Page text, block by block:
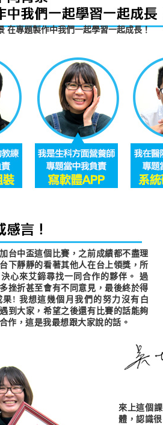
影像辨識
設計實作
實戰
韌體設計實戰
班
Lite for MCU
實作
應用
事
實戰班
作
度學習整合
學習整合
(物聯網類)
實戰
程
算法實戰
發
實戰
影像辨識
發
應用實作
整合設計
程
班
發訓練班
學程
發訓練班
班
作班
實戰人才就業班
發人才就業班
養成班
成班(政府+企業雙重補助)
AI
動化實務
MCU
言模型
應用
務
照班
物聯網實作
作
專區
/暑假營隊
冬/夏令營
從資料結構到演算法
Pi Pico實作應用
實作
總覽
在專題製作中我們一起學習一起成長！
台中盃這個比賽，之前成績都不盡理
下靜靜的看著其他人在台上領獎，所
心來艾鍗尋找一同合作的夥伴。 過
挫折甚至會有不同意見，最後終於得
果! 我想這幾個月我們的努力沒有白
到大家，希望之後還有比賽的話能夠
作，這是我最想跟大家說的話。
來上這個
體，認識